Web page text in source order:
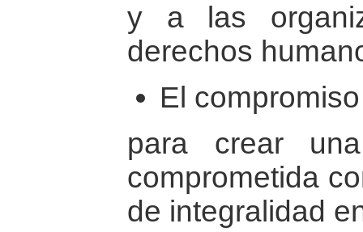
y a las
derechos
El
para crear
comprometida
de integralidad